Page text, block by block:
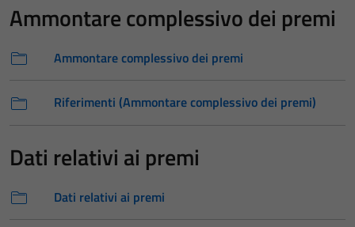
Ammontare complessivo dei premi
Ammontare complessivo dei premi
Riferimenti (Ammontare complessivo dei premi)
Dati relativi ai premi
Dati relativi ai premi